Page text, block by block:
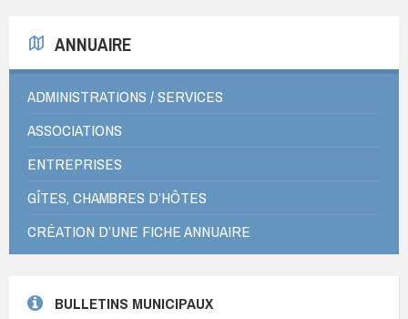
ANNUAIRE
ADMINISTRATIONS / SERVICES
ASSOCIATIONS
ENTREPRISES
GÎTES, CHAMBRES D’HÔTES
CRÉATION D’UNE FICHE ANNUAIRE
BULLETINS MUNICIPAUX